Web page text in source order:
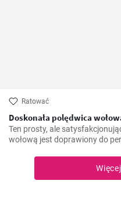
Ratować
Doskonała polędwica
Ten prosty, ale
wołową jest doprawiony do
świątecznego posiłku.